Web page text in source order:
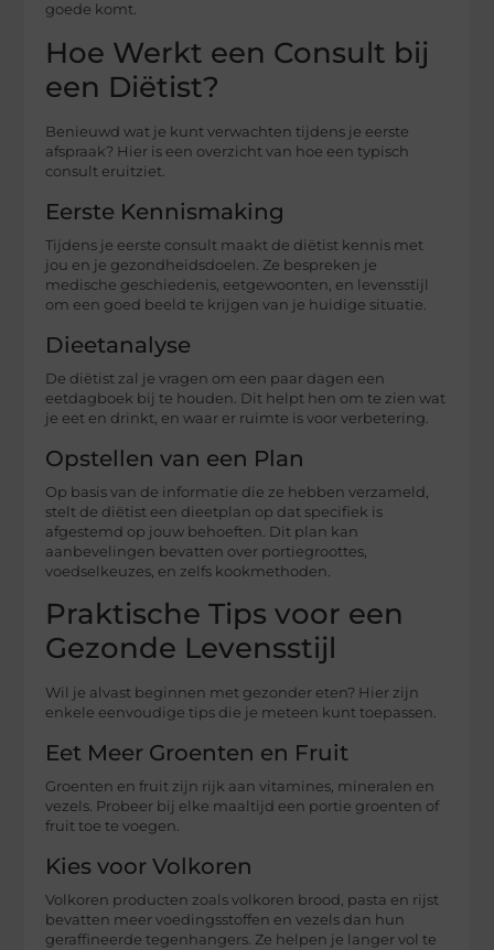
goede komt.
Hoe Werkt een Consult bij
een Diëtist?
Benieuwd wat je kunt verwachten tijdens je eerste
afspraak? Hier is een overzicht van hoe een typisch
consult eruitziet.
Eerste Kennismaking
Tijdens je eerste consult maakt de diëtist kennis met
jou en je gezondheidsdoelen. Ze bespreken je
medische geschiedenis, eetgewoonten, en levensstijl
om een goed beeld te krijgen van je huidige situatie.
Dieetanalyse
De diëtist zal je vragen om een paar dagen een
eetdagboek bij te houden. Dit helpt hen om te zien wat
je eet en drinkt, en waar er ruimte is voor verbetering.
Opstellen van een Plan
Op basis van de informatie die ze hebben verzameld,
stelt de diëtist een dieetplan op dat specifiek is
afgestemd op jouw behoeften. Dit plan kan
aanbevelingen bevatten over portiegroottes,
voedselkeuzes, en zelfs kookmethoden.
Praktische Tips voor een
Gezonde Levensstijl
Wil je alvast beginnen met gezonder eten? Hier zijn
enkele eenvoudige tips die je meteen kunt toepassen.
Eet Meer Groenten en Fruit
Groenten en fruit zijn rijk aan vitamines, mineralen en
vezels. Probeer bij elke maaltijd een portie groenten of
fruit toe te voegen.
Kies voor Volkoren
Volkoren producten zoals volkoren brood, pasta en rijst
bevatten meer voedingsstoffen en vezels dan hun
geraffineerde tegenhangers. Ze helpen je langer vol te